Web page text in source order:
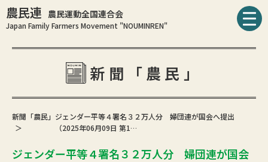
農民連 農民運動全国連合会
Japan Family Farmers Movement "NOUMINREN"
新聞「農民」
新聞「農民」 ジェンダー平等４署名３２万人分 婦団連が国会へ提出
（2025年06月09日 第1…
ジェンダー平等４署名３２万人分 婦団連が国会